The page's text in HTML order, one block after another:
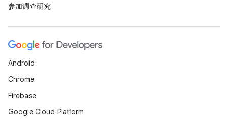
参加调查研究
Android
Chrome
Firebase
Google Cloud Platform